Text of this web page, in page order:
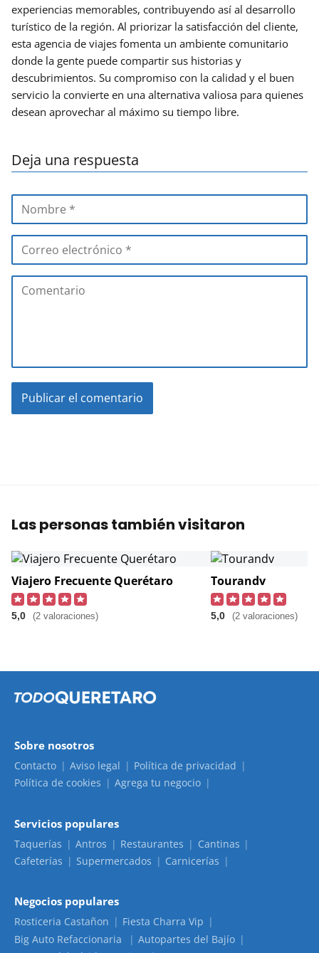
experiencias memorables, contribuyendo así al desarrollo
turístico de la región. Al priorizar la satisfacción del cliente,
esta agencia de viajes fomenta un ambiente comunitario
donde la gente puede compartir sus historias y
descubrimientos. Su compromiso con la calidad y el buen
servicio la convierte en una alternativa valiosa para quienes
desean aprovechar al máximo su tiempo libre.
Deja una respuesta
Las personas también visitaron
Viajero Frecuente Querétaro
5,0 (2 valoraciones)
Tourandv
5,0 (2 valoraciones)
Sobre nosotros
Contacto Aviso legal
Política de privacidad
Política de cookies
Agrega tu negocio
Servicios populares
Taquerías Antros Restaurantes
Cantinas
Cafeterías
Supermercados Carnicerías
Negocios populares
Rosticeria Castañon
Fiesta Charra Vip
Big Auto Refaccionaria
Autopartes del Bajío